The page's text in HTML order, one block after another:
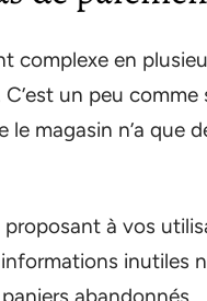
complexe en
un peu
magasin n’a que
à vos
inutiles